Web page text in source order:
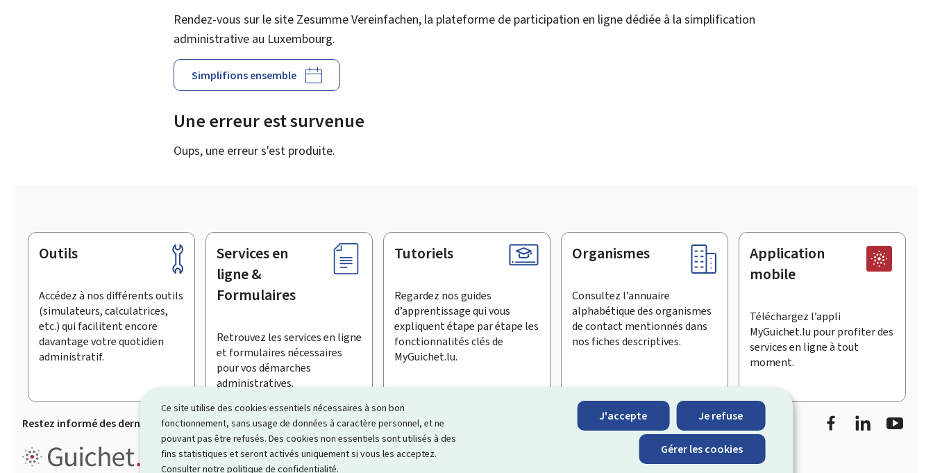
Ce site utilise des cookies essentiels nécessaires à son bon
fonctionnement, sans usage de données à caractère personnel, et ne
pouvant pas être refusés. Des cookies non essentiels sont utilisés à des
fins statistiques et seront activés uniquement si vous les acceptez.
Consulter notre politique de confidentialité.
J'accepte Je refuse
Gérer les cookies
Rendez-vous sur le site Zesumme Vereinfachen, la plateforme de participation en ligne dédiée à la simplification
administrative au Luxembourg.
Simplifions ensemble
Une erreur est survenue
Oups, une erreur s'est produite.
Pied
page
Outils
Accédez à nos différents outils
(simulateurs, calculatrices,
etc.) qui facilitent encore
davantage votre quotidien
administratif.
Services en
ligne &
Formulaires
Retrouvez les services en ligne
et formulaires nécessaires
pour vos démarches
administratives.
Tutoriels
Regardez nos guides
d’apprentissage qui vous
expliquent étape par étape les
fonctionnalités clés de
MyGuichet.lu.
Organismes
Consultez l’annuaire
alphabétique des organismes
de contact mentionnés dans
nos fiches descriptives.
Application
mobile
Téléchargez l’appli
MyGuichet.lu pour profiter des
services en ligne à tout
moment.
Restez informé des dernières actualités de Guichet.lu S’inscrire à la newsletter
FacebookLinkedIn
Guichet.lu est un ensemble de pages Internet qui vous aide à
informe sur les
démarches administratives.